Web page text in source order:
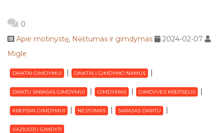
0
Apie motinystę, Nėštumas ir gimdymas
2024-02-07
Migle
DAIKTAI GIMDYMUI DAIKTAI Į GIMDYMO NAMUS
DAIKTU SARASAS GIMDYMUI GIMDYMAS GIMDYVES KREPSELIS
KREPSIAI GIMDYMUI NESTUMAS SARASAS DAIKTU
VAZIUOJU GIMDYTI